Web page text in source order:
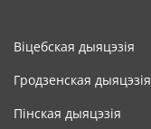
Віцебская дыяцэзія
Гродзенская дыяцэзія
Пінская дыяцэзія